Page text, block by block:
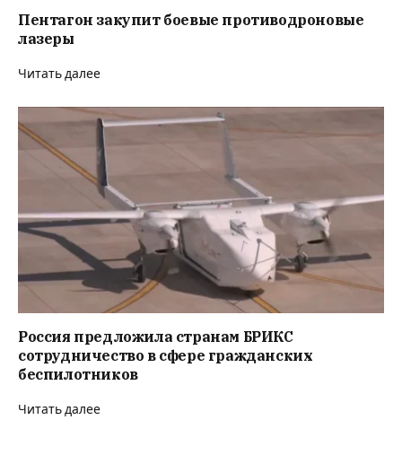
Пентагон закупит боевые противодроновые
лазеры
Читать далее
Россия предложила странам БРИКС
сотрудничество в сфере гражданских
беспилотников
Читать далее